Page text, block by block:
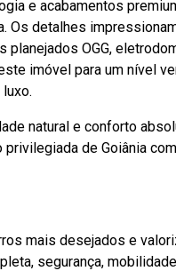
e acabamentos
Os detalhes
planejados OGG,
imóvel para um nível
natural e conforto
de Goiânia
mais desejados e
segurança,